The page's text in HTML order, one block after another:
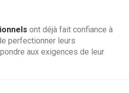
ont déjà fait confiance à
perfectionner leurs
aux exigences de leur